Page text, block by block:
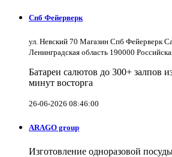
Спб Фейерверк
ул. Невский 70 Магазин Спб Фейерверк
Ленинградская область 190000
Батареи салютов до 300+ залпов
минут восторга
26-06-2026 08:46:00
ARAGO group
Изготовление одноразовой